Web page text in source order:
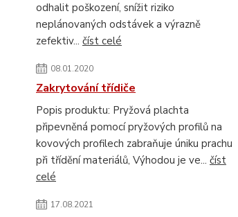
odhalit poškození, snížit riziko
neplánovaných odstávek a výrazně
zefektiv... číst celé
08.01.2020
Zakrytování třídiče
Popis produktu: Pryžová plachta
připevněná pomocí pryžových profilů na
kovových profilech zabraňuje úniku prachu
při třídění materiálů, Výhodou je ve... číst
celé
17.08.2021